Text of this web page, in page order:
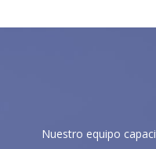
Nuestro equipo